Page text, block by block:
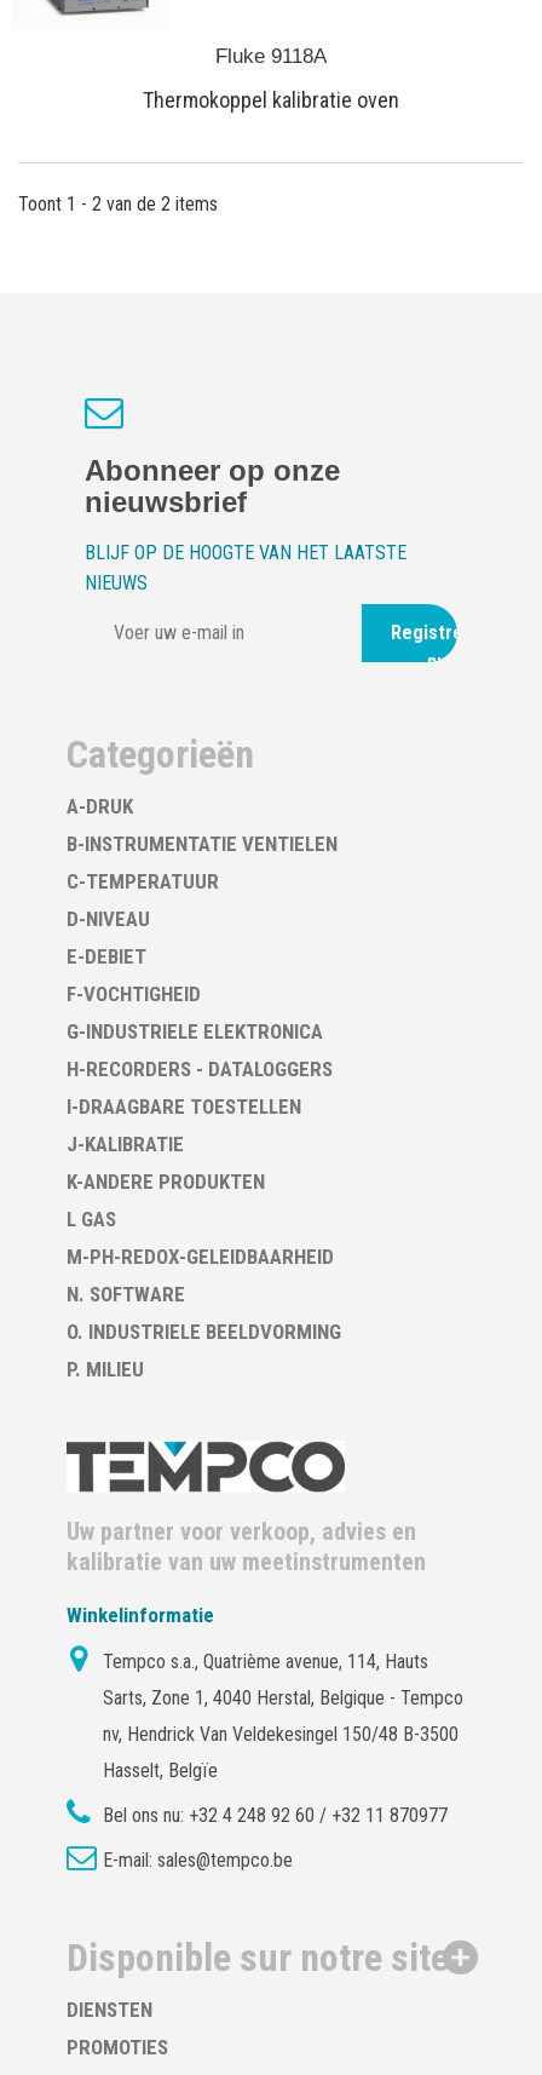
Fluke 9118A
Thermokoppel kalibratie oven
Toont 1 - 2 van de 2 items
Abonneer op onze
nieuwsbrief
BLIJF OP DE HOOGTE VAN HET LAATSTE
NIEUWS
Registreer
nu
Categorieën
A-DRUK
B-INSTRUMENTATIE VENTIELEN
C-TEMPERATUUR
D-NIVEAU
E-DEBIET
F-VOCHTIGHEID
G-INDUSTRIELE ELEKTRONICA
H-RECORDERS - DATALOGGERS
I-DRAAGBARE TOESTELLEN
J-KALIBRATIE
K-ANDERE PRODUKTEN
L GAS
M-PH-REDOX-GELEIDBAARHEID
N. SOFTWARE
O. INDUSTRIELE BEELDVORMING
P. MILIEU
Uw partner voor verkoop, advies en
kalibratie van uw meetinstrumenten
Winkelinformatie
Tempco s.a., Quatrième avenue, 114, Hauts
Sarts, Zone 1, 4040 Herstal, Belgique - Tempco
nv, Hendrick Van Veldekesingel 150/48 B-3500
Hasselt, Belgïe
Bel ons nu: +32 4 248 92 60 / +32 11 870977
E-mail: sales@tempco.be
Disponible sur notre site
DIENSTEN
PROMOTIES